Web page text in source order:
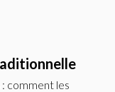
comment les